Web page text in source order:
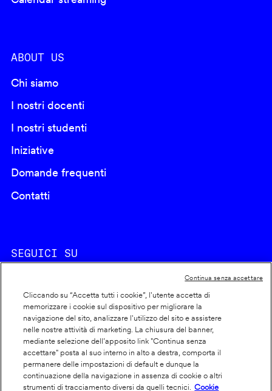
ABOUT US
Chi siamo
I nostri docenti
I nostri studenti
Iniziative
Domande frequenti
Contatti
SEGUICI SU
Footer
info
Cookie policy
Dichiarazione di accessibilità
Privacy
Cliccando su “Accetta tutti i cookie”, l'utente accetta di
memorizzare i cookie sul dispositivo per migliorare la
navigazione del sito, analizzare l'utilizzo del sito e assistere
nelle nostre attività di marketing. La chiusura del banner,
mediante selezione dell’apposito link "Continua senza
accettare" posta al suo interno in alto a destra, comporta il
permanere delle impostazioni di default e dunque la
continuazione della navigazione in assenza di cookie o altri
strumenti di tracciamento diversi da quelli tecnici.
Cookie
Continua senza accettare